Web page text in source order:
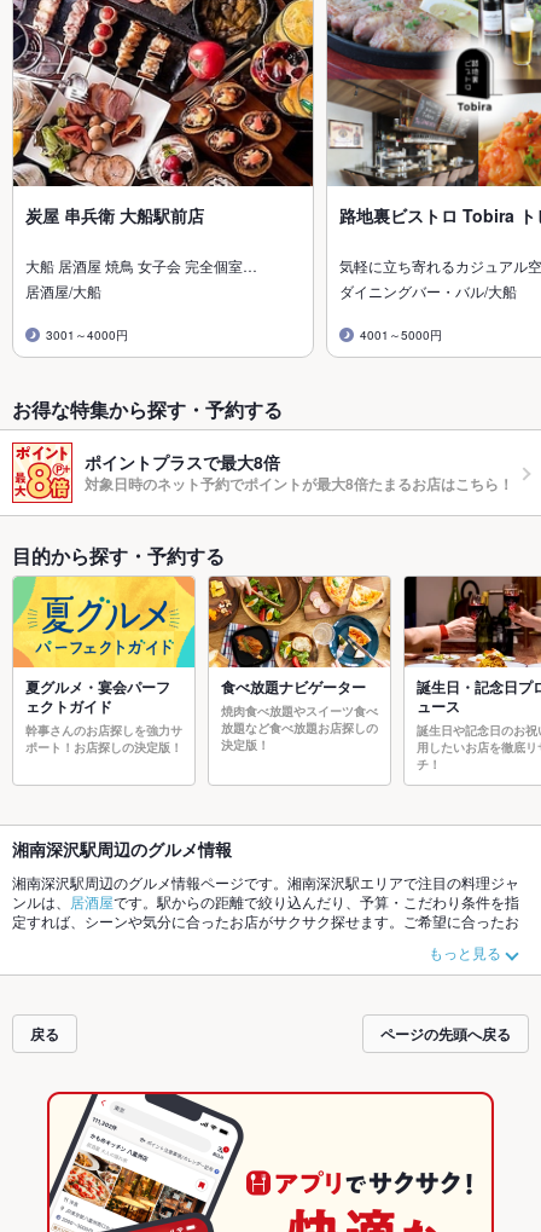
炭屋 串兵衛 大船駅前店
大船 居酒屋 焼鳥 女子会 完全個室…
居酒屋/大船
3001～4000円
路地裏ビストロ Tobira ト
気軽に立ち寄れるカジュアル
ダイニングバー・バル/大船
4001～5000円
お得な特集から探す・予約する
ポイントプラスで最大8倍
対象日時のネット予約でポイントが最大8倍たまるお店はこちら！
目的から探す・予約する
夏グルメ・宴会パーフ
ェクトガイド
幹事さんのお店探しを強力サ
ポート！お店探しの決定版！
食べ放題ナビゲーター
焼肉食べ放題やスイーツ食べ
放題など食べ放題お店探しの
決定版！
誕生日・記念日プ
ュース
誕生日や記念日のお祝
用したいお店を徹底リ
チ！
湘南深沢駅周辺のグルメ情報
湘南深沢駅周辺のグルメ情報ページです。湘南深沢駅エリアで注目の料理ジャ
ンルは、
居酒屋です。駅からの距離で絞り込んだり、予算・こだわり条件を指
定すれば、シーンや気分に合ったお店がサクサク探せます。ご希望に合ったお
ください。ホットペッパーグルメなら、お得なクーポンはもちろん、こだわり
メニュー肉じゃがや季節のおすすめ料理など、お店の最新情報をご紹介してい
友達どうしの飲み会にも、会社の宴会にも、デートやパーティにもお得に便利
にホットペッパーグルメをご利用ください。
もっと見る
戻る ページの先頭へ戻る